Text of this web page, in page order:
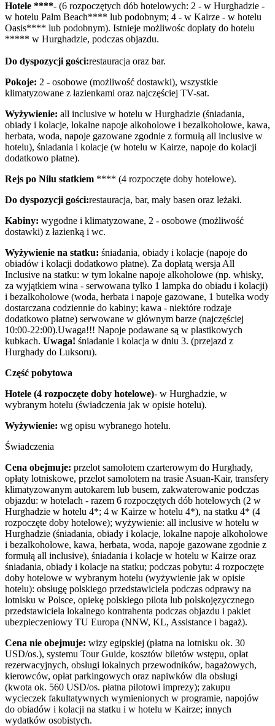
Hotele ****- (6 rozpoczętych dób hotelowych: 2 - w Hurghadzie -
w hotelu Palm Beach**** lub podobnym; 4 - w Kairze - w hotelu
Oasis**** lub podobnym). Istnieje możliwośc dopłaty do hotelu
***** w Hurghadzie, podczas objazdu.
Do dyspozycji gości:restauracja oraz bar.
Pokoje: 2 - osobowe (możliwość dostawki), wszystkie
klimatyzowane z łazienkami oraz najczęściej TV-sat.
Wyżywienie: all inclusive w hotelu w Hurghadzie (śniadania,
obiady i kolacje, lokalne napoje alkoholowe i bezalkoholowe, kawa,
herbata, woda, napoje gazowane zgodnie z formułą all inclusive w
hotelu), śniadania i kolacje (w hotelu w Kairze, napoje do kolacji
dodatkowo płatne).
Rejs po Nilu statkiem **** (4 rozpoczęte doby hotelowe).
Do dyspozycji gości:restauracja, bar, mały basen oraz leżaki.
Kabiny: wygodne i klimatyzowane, 2 - osobowe (możliwość
dostawki) z łazienką i wc.
Wyżywienie na statku: śniadania, obiady i kolacje (napoje do
obiadów i kolacji dodatkowo płatne). Za dopłatą wersja All
Inclusive na statku: w tym lokalne napoje alkoholowe (np. whisky,
za wyjątkiem wina - serwowana tylko 1 lampka do obiadu i kolacji)
i bezalkoholowe (woda, herbata i napoje gazowane, 1 butelka wody
dostarczana codziennie do kabiny; kawa - niektóre rodzaje
dodatkowo płatne) serwowane w głównym barze (najczęściej
10:00-22:00).Uwaga!!! Napoje podawane są w plastikowych
kubkach. Uwaga! śniadanie i kolacja w dniu 3. (przejazd z
Hurghady do Luksoru).
Część pobytowa
Hotele (4 rozpoczęte doby hotelowe)- w Hurghadzie, w
wybranym hotelu (świadczenia jak w opisie hotelu).
Wyżywienie: wg opisu wybranego hotelu.
Świadczenia
Cena obejmuje: przelot samolotem czarterowym do Hurghady,
opłaty lotniskowe, przelot samolotem na trasie Asuan-Kair, transfery
klimatyzowanym autokarem lub busem, zakwaterowanie podczas
objazdu: w hotelach - razem 6 rozpoczętych dób hotelowych (2 w
Hurghadzie w hotelu 4*; 4 w Kairze w hotelu 4*), na statku 4* (4
rozpoczęte doby hotelowe); wyżywienie: all inclusive w hotelu w
Hurghadzie (śniadania, obiady i kolacje, lokalne napoje alkoholowe
i bezalkoholowe, kawa, herbata, woda, napoje gazowane zgodnie z
formułą all inclusive), śniadania i kolacje w hotelu w Kairze oraz
śniadania, obiady i kolacje na statku; podczas pobytu: 4 rozpoczęte
doby hotelowe w wybranym hotelu (wyżywienie jak w opisie
hotelu): obsługę polskiego przedstawiciela podczas odprawy na
lotnisku w Polsce, opiekę polskiego pilota lub polskojęzycznego
przedstawiciela lokalnego kontrahenta podczas objazdu i pakiet
ubezpieczeniowy TU Europa (NNW, KL, Assistance i bagaż).
Cena nie obejmuje: wizy egipskiej (płatna na lotnisku ok. 30
USD/os.), systemu Tour Guide, kosztów biletów wstępu, opłat
rezerwacyjnych, obsługi lokalnych przewodników, bagażowych,
kierowców, opłat parkingowych oraz napiwków dla obsługi
(kwota ok. 560 USD/os. płatna pilotowi imprezy); zakupu
wycieczek fakultatywnych wymienionych w programie, napojów
do obiadów i kolacji na statku i w hotelu w Kairze; innych
wydatków osobistych.